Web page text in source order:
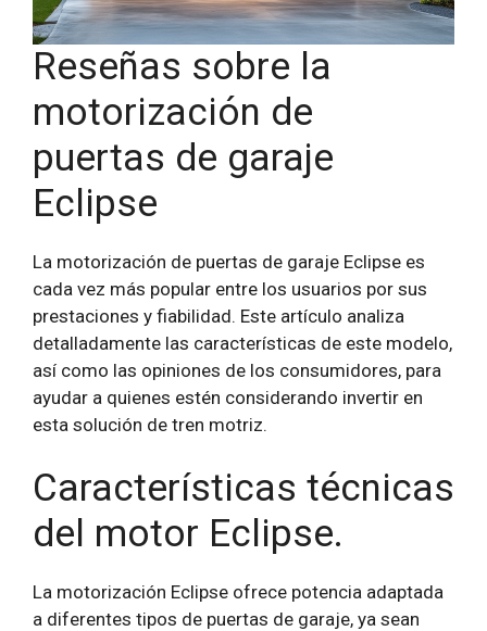
Reseñas sobre la
motorización de
puertas de garaje
Eclipse
La motorización de puertas de garaje Eclipse es
cada vez más popular entre los usuarios por sus
prestaciones y fiabilidad. Este artículo analiza
detalladamente las características de este modelo,
así como las opiniones de los consumidores, para
ayudar a quienes estén considerando invertir en
esta solución de tren motriz.
Características técnicas
del motor Eclipse.
La motorización Eclipse ofrece potencia adaptada
a diferentes tipos de puertas de garaje, ya sean